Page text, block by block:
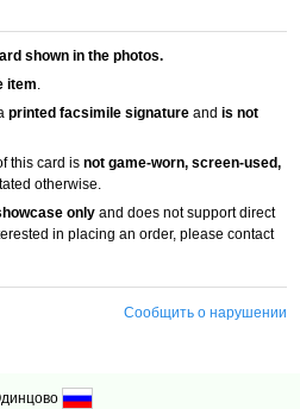
shown in the photos.
item.
printed facsimile signature andis not
this card isnot game-worn, screen-used,
otherwise.
only and does not support direct
in placing an order, please contact
Сообщить о нарушении